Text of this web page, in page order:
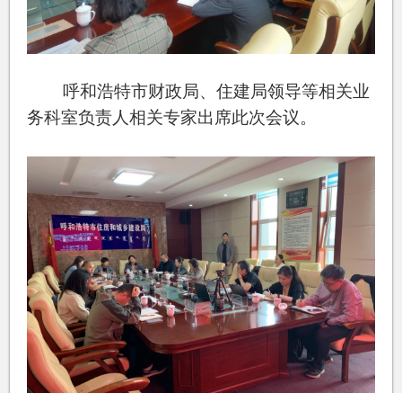
呼和浩特市财政局、住建局领导等相关业
务科室负责人相关专家出席此次会议。